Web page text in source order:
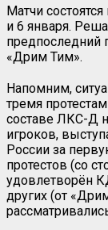
Матчи
и 6 января.
предпоследний
«Дрим Тим».
Напомним,
тремя
составе ЛКС-Д
игроков,
России за
протестов (со
удовлетворён
других (от